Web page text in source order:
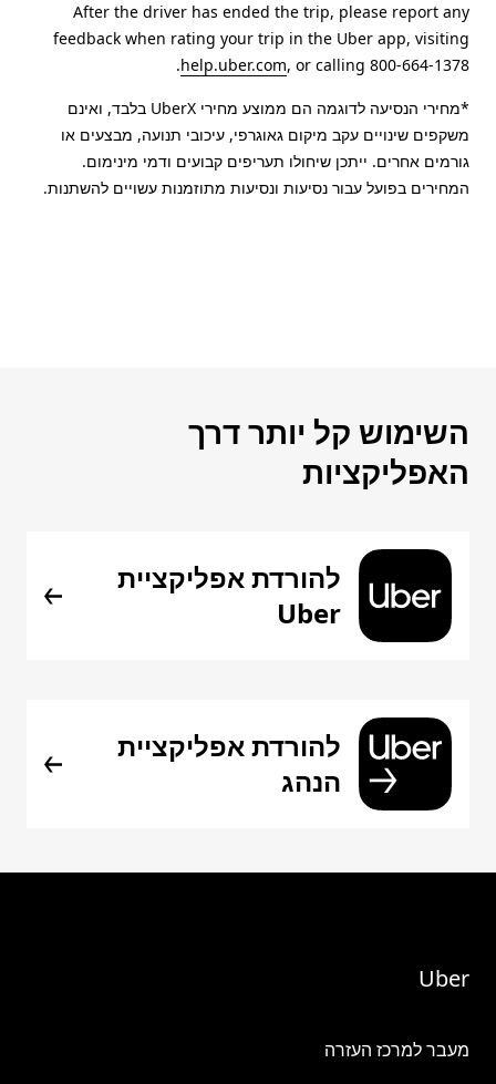
After the driver has ended the trip, please report any
feedback when rating your trip in the Uber app, visiting
help.uber.com, or calling 800-664-1378.
*מחירי הנסיעה לדוגמה הם ממוצע מחירי UberX בלבד, ואינם
משקפים שינויים עקב מיקום גאוגרפי, עיכובי תנועה, מבצעים או
גורמים אחרים. ייתכן שיחולו תעריפים קבועים ודמי מינימום.
המחירים בפועל עבור נסיעות ונסיעות מתוזמנות עשויים להשתנות.
השימוש קל יותר דרך
האפליקציות
להורדת אפליקציית
Uber
להורדת אפליקציית
הנהג
Uber
מעבר למרכז העזרה